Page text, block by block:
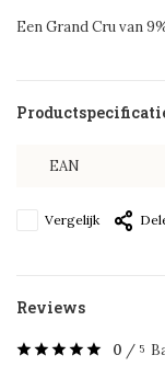
Een Grand Cru van
EAN
Vergelijk
Reviews
0 / 5